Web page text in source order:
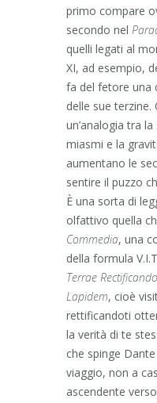
primo compare
secondo nel
quelli legati al
XI, ad esempio,
fa del fetore una
delle sue terzine.
un’analogia tra
miasmi e la
aumentano le
sentire il puzzo
È una sorta di
olfattivo quella
Commedia, una
della formula
Terrae
Lapidem, cioè
rettificandoti
la verità di te
che spinge
viaggio, non a
ascendente